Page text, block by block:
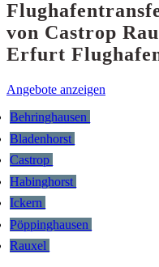
von Castrop
Erfurt
Angebote anzeigen
Behringhausen
Bladenhorst
Castrop
Habinghorst
Ickern
Pöppinghausen
Rauxel